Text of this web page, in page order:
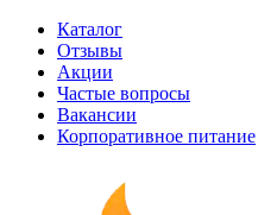
Каталог
Отзывы
Акции
Частые вопросы
Вакансии
Корпоративное питание